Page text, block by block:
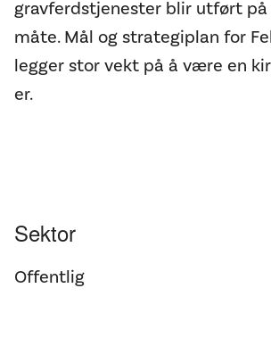
gravferdstjenester blir utført på
måte. Mål og strategiplan for
legger stor vekt på å være en
er.
Sektor
Offentlig